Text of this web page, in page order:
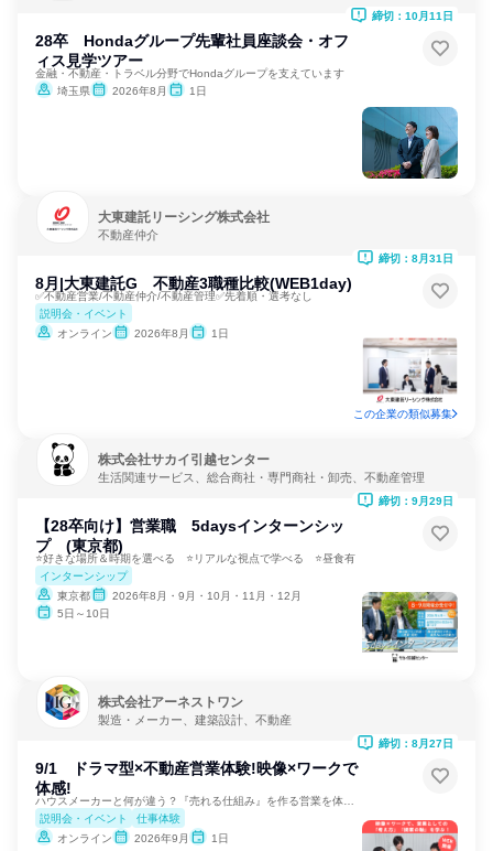
28卒 Hondaグループ先輩社員座談会・オフ
ィス見学ツアー
金融・不動産・トラベル分野でHondaグループを支えています
埼玉県
2026年8月 1日
締切：10月11日
大東建託リーシング株式会社
不動産仲介
8月|大東建託G 不動産3職種比較(WEB1day)
✅不動産営業/不動産仲介/不動産管理✅先着順・選考なし
説明会・イベント
オンライン
2026年8月 1日
締切：8月31日
この企業の類似募集
株式会社サカイ引越センター
生活関連サービス、総合商社・専門商社・卸売、不動産管理
【28卒向け】営業職 5daysインターンシッ
プ (東京都)
⭐好きな場所＆時期を選べる ⭐リアルな視点で学べる ⭐昼食有
インターンシップ
東京都
2026年8月・9月・10月・11月・12月
5日～10日
締切：9月29日
株式会社アーネストワン
製造・メーカー、建築設計、不動産
9/1 ドラマ型×不動産営業体験!映像×ワークで
体感!
説明会・イベント
仕事体験
オンライン
2026年9月 1日
締切：8月27日